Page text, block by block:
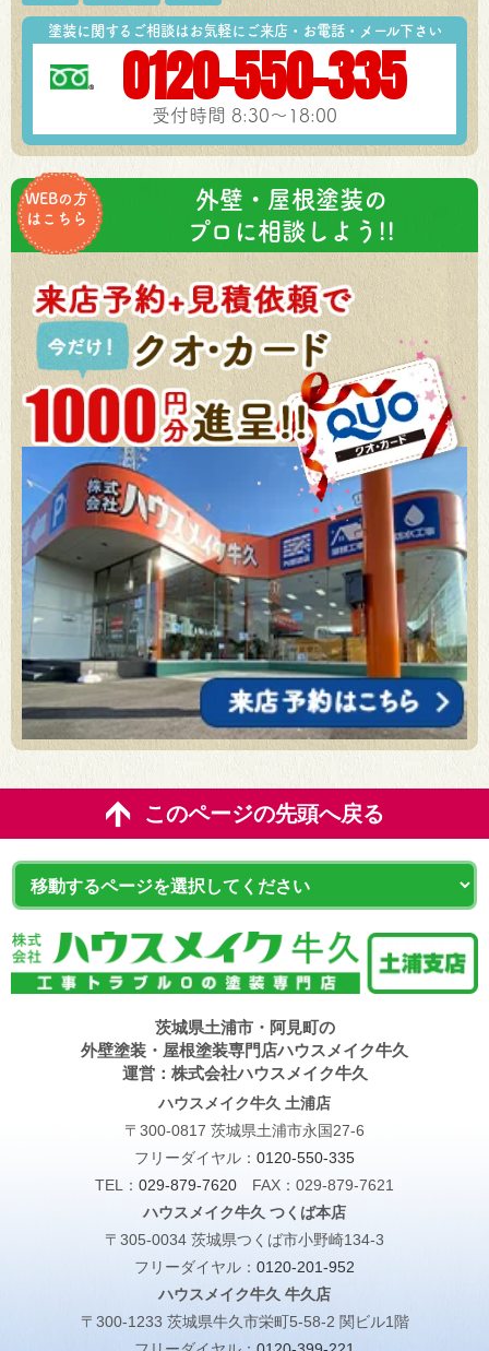
塗装に関するご相談はお気軽にご来店・お電話・メール下さい
0120-550-335
受付時間 8:30～18:00
WEBの方
はこちら
外壁・屋根塗装の
プロに相談しよう!!
このページの先頭へ戻る
茨城県土浦市・阿見町の
外壁塗装・屋根塗装専門店ハウスメイク牛久
運営：株式会社ハウスメイク牛久
ハウスメイク牛久 土浦店
〒300-0817 茨城県土浦市永国27-6
フリーダイヤル： 0120-550-335
TEL： 029-879-7620 FAX：029-879-7621
ハウスメイク牛久 つくば本店
〒305-0034 茨城県つくば市小野崎134-3
フリーダイヤル： 0120-201-952
ハウスメイク牛久 牛久店
〒300-1233 茨城県牛久市栄町5-58-2 関ビル1階